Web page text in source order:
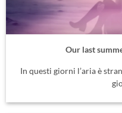
Our last
In questi giorni l’aria è